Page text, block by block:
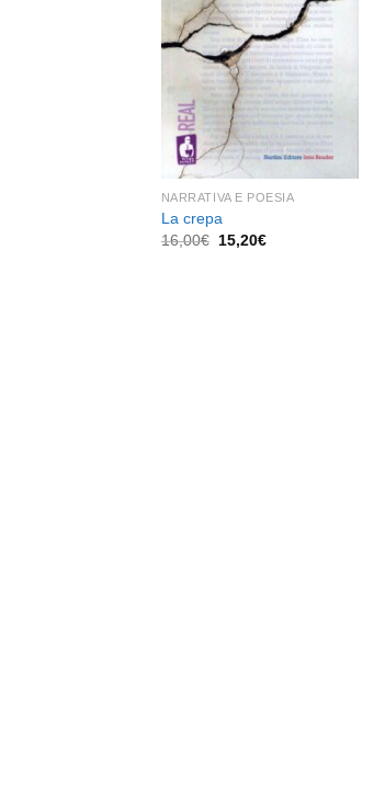
dei
desideri
NARRATIVA E POESIA
La crepa
16,00€ Il
15,20€Il